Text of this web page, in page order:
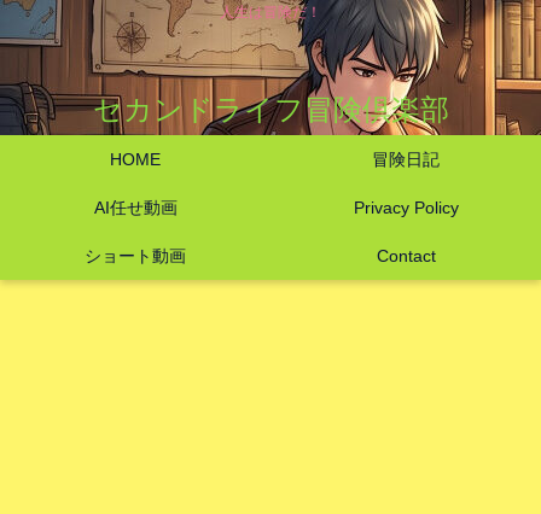
人生は冒険だ！
セカンドライフ冒険倶楽部
HOME 冒険日記
AI任せ動画 Privacy Policy
ショート動画 Contact